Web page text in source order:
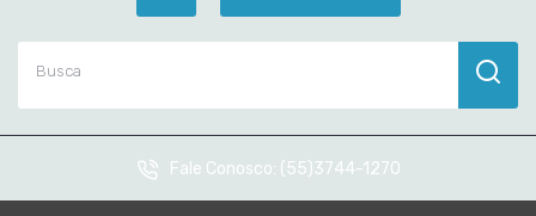
Fale Conosco: (55)3744-1270